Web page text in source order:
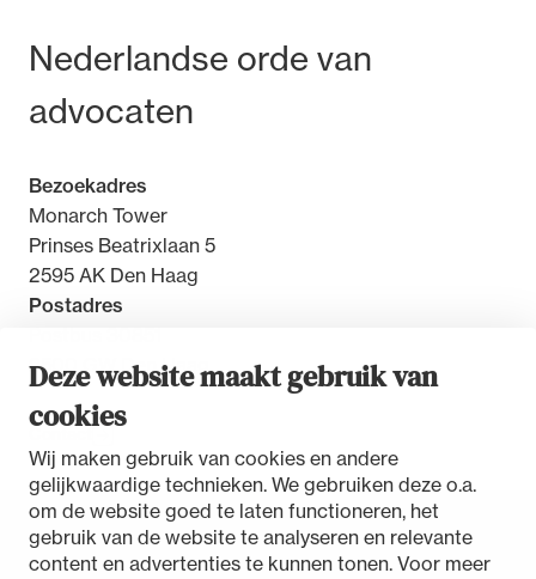
Deze website maakt gebruik van
cookies
Wij maken gebruik van cookies en andere
gelijkwaardige technieken. We gebruiken deze o.a.
om de website goed te laten functioneren, het
gebruik van de website te analyseren en relevante
content en advertenties te kunnen tonen. Voor meer
Bezoek- en postadres
Nederlandse orde van
advocaten
Bezoekadres
Monarch Tower
Prinses Beatrixlaan 5
2595 AK Den Haag
Postadres
2500 GW Den Haag
Toegankelijkheidsverklaring